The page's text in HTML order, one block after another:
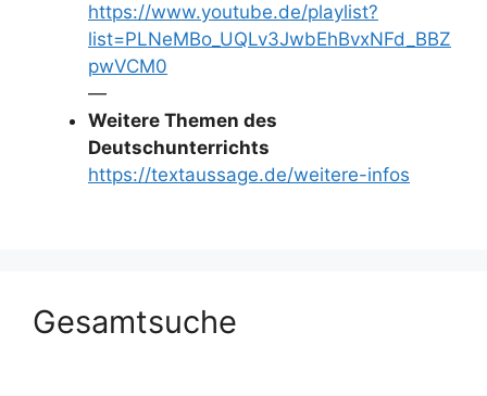
https://www.youtube.de/playlist?
list=PLNeMBo_UQLv3JwbEhBvxNFd_BBZ
pwVCM0
—
Weitere Themen des
Deutschunterrichts
https://textaussage.de/weitere-infos
Gesamtsuche